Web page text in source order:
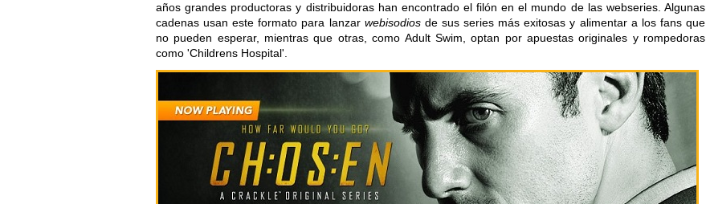
años grandes productoras y distribuidoras han encontrado el filón en el mundo de las webseries. Algunas
cadenas usan este formato para lanzar webisodiosde sus series más exitosas y alimentar a los fans que
no pueden esperar, mientras que otras, como Adult Swim, optan por apuestas originales y rompedoras
como 'Childrens Hospital'.